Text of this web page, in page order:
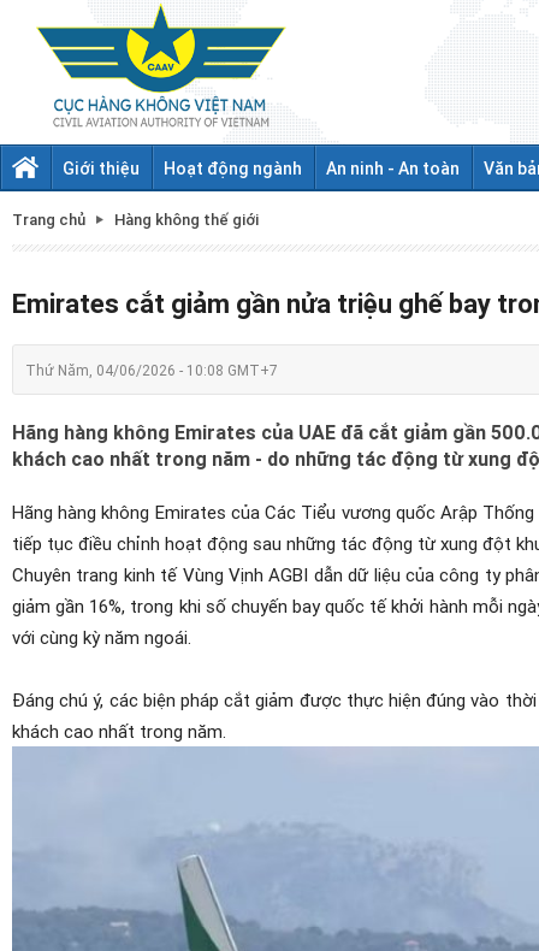
Giới thiệu Hoạt động ngành An ninh - An toàn Văn
Trang chủ Hàng không thế giới
Emirates cắt giảm gần nửa triệu ghế bay
Thứ Năm, 04/06/2026 - 10:08 GMT+7
Hãng hàng không Emirates của UAE đã cắt giảm gần
khách cao nhất trong năm - do những tác động từ xung
Hãng hàng không Emirates của Các Tiểu vương quốc Arập
tiếp tục điều chỉnh hoạt động sau những tác động từ xung đột
Chuyên trang kinh tế Vùng Vịnh AGBI dẫn dữ liệu của công ty
giảm gần 16%, trong khi số chuyến bay quốc tế khởi hành mỗi
với cùng kỳ năm ngoái.
Đáng chú ý, các biện pháp cắt giảm được thực hiện đúng vào
khách cao nhất trong năm.